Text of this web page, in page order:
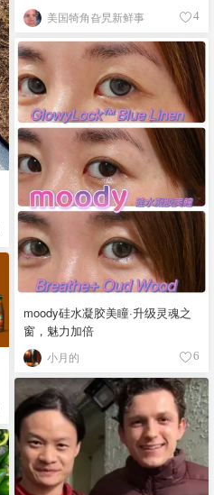
美国犄角旮旯新鲜事 4
moody硅水凝胶美瞳·升级灵魂之
窗，魅力加倍
小月的 6